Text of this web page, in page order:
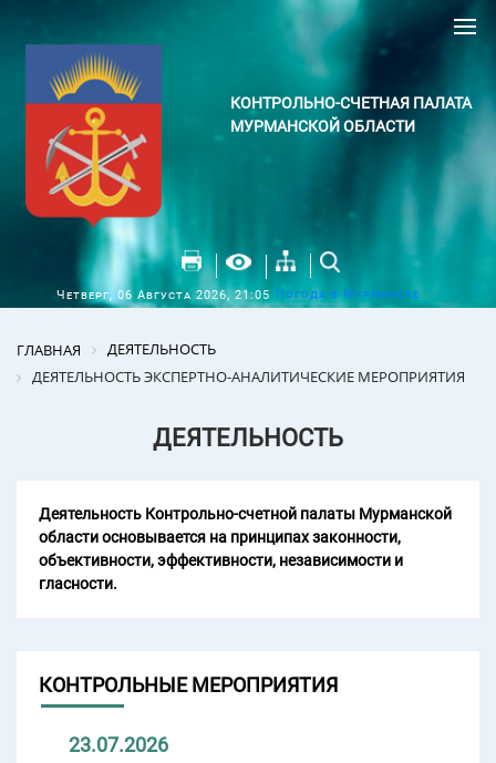
КОНТРОЛЬНО-СЧЕТНАЯ ПАЛАТА
МУРМАНСКОЙ ОБЛАСТИ
Четверг, 06 Августа 2026, 21:05 Погода в Мурманске
ГЛАВНАЯ
ДЕЯТЕЛЬНОСТЬ
ДЕЯТЕЛЬНОСТЬ ЭКСПЕРТНО-АНАЛИТИЧЕСКИЕ МЕРОПРИЯТИЯ
ДЕЯТЕЛЬНОСТЬ
Деятельность Контрольно-счетной палаты Мурманской
области основывается на принципах законности,
объективности, эффективности, независимости и
гласности.
КОНТРОЛЬНЫЕ МЕРОПРИЯТИЯ
23.07.2026